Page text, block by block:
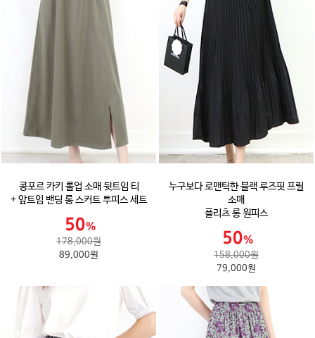
콩포르 카키 롤업 소매 뒷트임 티
+ 앞트임 밴딩 롱 스커트 투피스 세트
178,000원
89,000원
누구보다 로맨틱한 블랙 루즈핏 프릴
소매
플리츠 롱 원피스
158,000원
79,000원